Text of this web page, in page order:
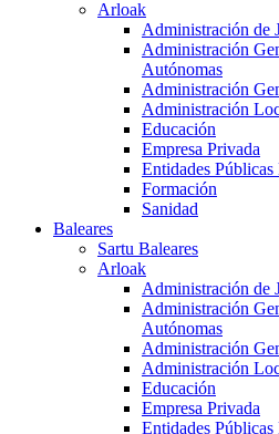
Arloak
Administración de
Administración
Autónomas
Administración
Administración
Educación
Empresa Privada
Entidades Públicas
Formación
Sanidad
Baleares
Sartu Baleares
Arloak
Administración de
Administración
Autónomas
Administración
Administración
Educación
Empresa Privada
Entidades Públicas